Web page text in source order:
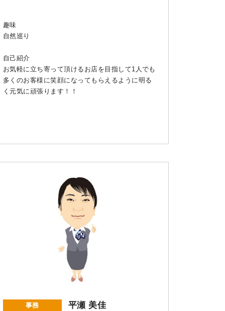
趣味
自然巡り
自己紹介
お気軽に立ち寄って頂けるお店を目指して1人でも
多くのお客様に笑顔になってもらえるように明る
く元気に頑張ります！！
事務 平瀬 美佳